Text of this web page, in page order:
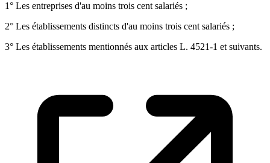
1° Les entreprises d'au moins trois cent salariés ;
2° Les établissements distincts d'au moins trois cent salariés ;
3° Les établissements mentionnés aux articles L. 4521-1 et suivants.